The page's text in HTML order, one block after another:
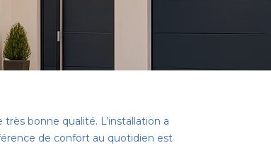
bonne qualité. L’installation a
de confort au quotidien est